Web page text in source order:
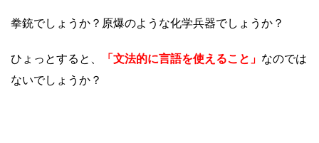
拳銃でしょうか？原爆のような化学兵器でしょうか？
ひょっとすると、 「文法的に言語を使えること」 なのでは
ないでしょうか？